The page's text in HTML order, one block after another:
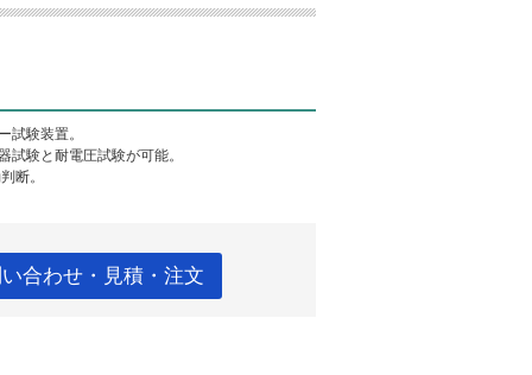
試験装置。
試験と耐電圧試験が可能。
断。
合わせ・見積・注文